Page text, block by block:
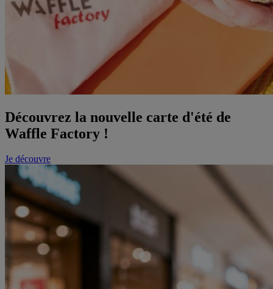
Découvrez la nouvelle carte d'été de
Waffle Factory !
Je découvre